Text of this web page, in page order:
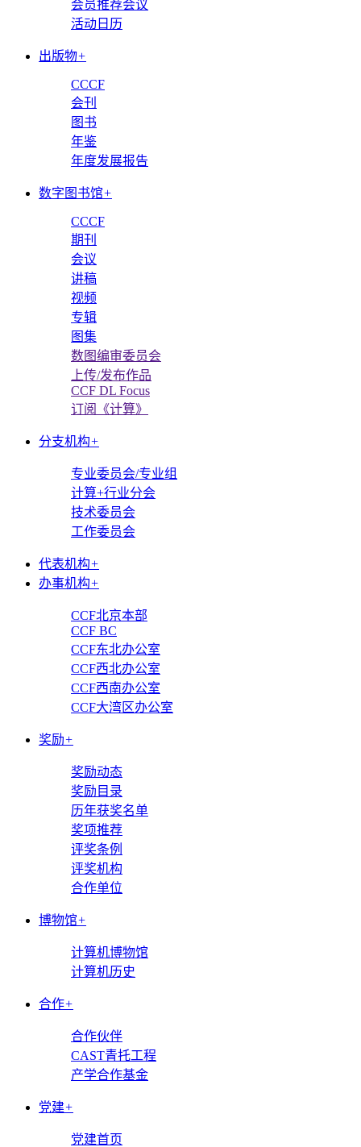
会员推荐会议
活动日历
出版物+
CCCF
会刊
图书
年鉴
年度发展报告
数字图书馆+
CCCF
期刊
会议
讲稿
视频
专辑
图集
数图编审委员会
上传/发布作品
CCF DL Focus
订阅《计算》
分支机构+
专业委员会/专业组
计算+行业分会
技术委员会
工作委员会
代表机构+
办事机构+
CCF北京本部
CCF BC
CCF东北办公室
CCF西北办公室
CCF西南办公室
CCF大湾区办公室
奖励+
奖励动态
奖励目录
历年获奖名单
奖项推荐
评奖条例
评奖机构
合作单位
博物馆+
计算机博物馆
计算机历史
合作+
合作伙伴
CAST青托工程
产学合作基金
党建+
党建首页